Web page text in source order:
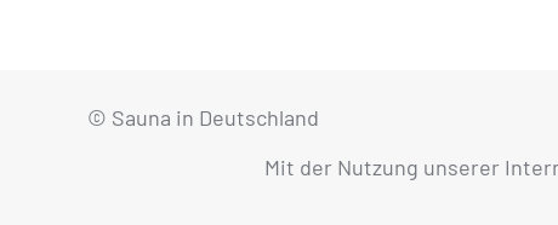
Mit der Nutzung unserer
© Sauna in Deutschland